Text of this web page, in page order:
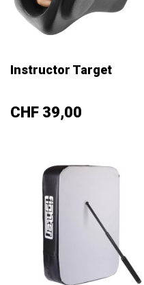
Instructor Target
Prix
CHF 39,00